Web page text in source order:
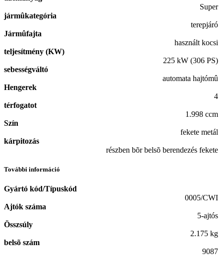
Super
jármûkategória
terepjáró
Jármûfajta
használt kocsi
teljesítmény (KW)
225 kW (306 PS)
sebességváltó
automata hajtómû
Hengerek
4
térfogatot
1.998 ccm
Szín
fekete metál
kárpitozás
részben bõr belsõ berendezés fekete
További információ
Gyártó kód/Típuskód
0005/CWI
Ajtók száma
5-ajtós
Összsúly
2.175 kg
belsõ szám
9087